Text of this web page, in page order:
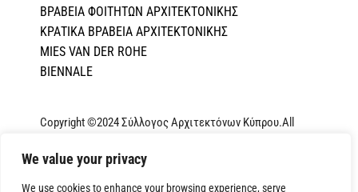
We value your privacy
We use cookies to enhance your browsing experience, serve
ΒΡΑΒΕΙΑ ΦΟΙΤΗΤΩΝ ΑΡΧΙΤΕΚΤΟΝΙΚΗΣ
ΚΡΑΤΙΚΑ ΒΡΑΒΕΙΑ ΑΡΧΙΤΕΚΤΟΝΙΚΗΣ
MIES VAN DER ROHE
BIENNALE
Copyright ©2024 Σύλλογος Αρχιτεκτόνων Κύπρου.All
Privacy Policy